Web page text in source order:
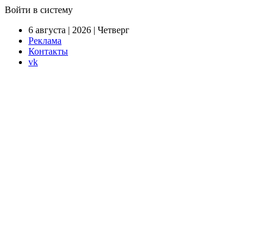
Войти в систему
6 августа | 2026 | Четверг
Реклама
Контакты
vk